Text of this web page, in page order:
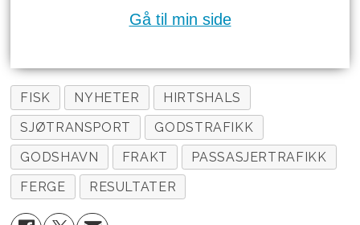
Gå til min side
FISK NYHETER
HIRTSHALS
SJØTRANSPORT
GODSTRAFIKK
GODSHAVN
FRAKT
PASSASJERTRAFIKK
FERGE
RESULTATER